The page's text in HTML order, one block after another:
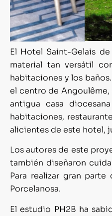
El Hotel Saint-Gelais
material tan versátil
habitaciones y los
el centro de
antigua casa
habitaciones,
alicientes de este hotel,
Los autores de este
también diseñaron
Para realizar gran
Porcelanosa.
El estudio PH2B ha